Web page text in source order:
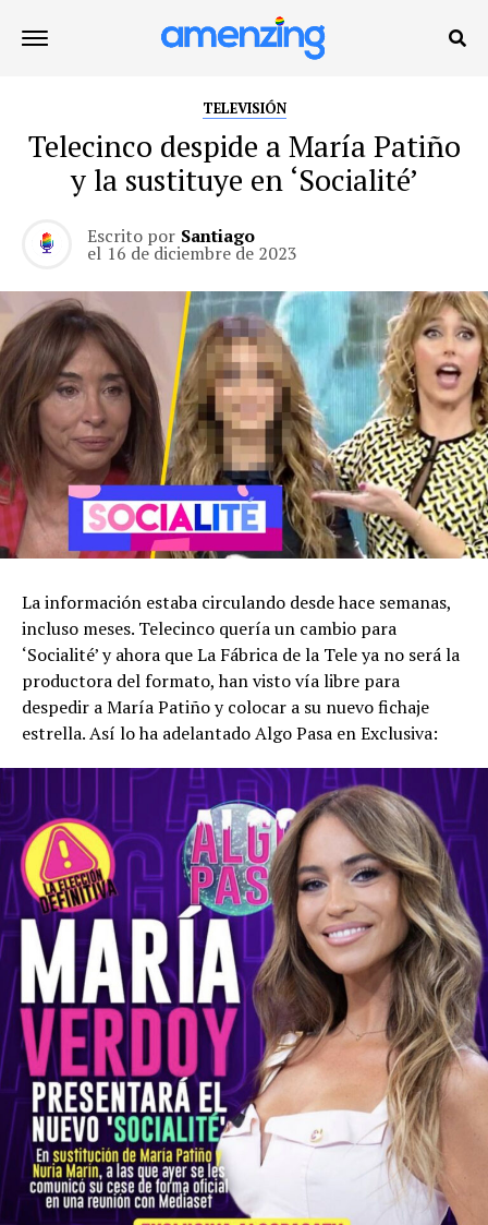
TELEVISIÓN
Telecinco despide a María Patiño
y la sustituye en ‘Socialité’
Escrito por Santiago
el 16 de diciembre de 2023
La información estaba circulando desde hace semanas,
incluso meses. Telecinco quería un cambio para
‘Socialité’ y ahora que La Fábrica de la Tele ya no será la
productora del formato, han visto vía libre para
despedir a María Patiño y colocar a su nuevo fichaje
estrella. Así lo ha adelantado Algo Pasa en Exclusiva: